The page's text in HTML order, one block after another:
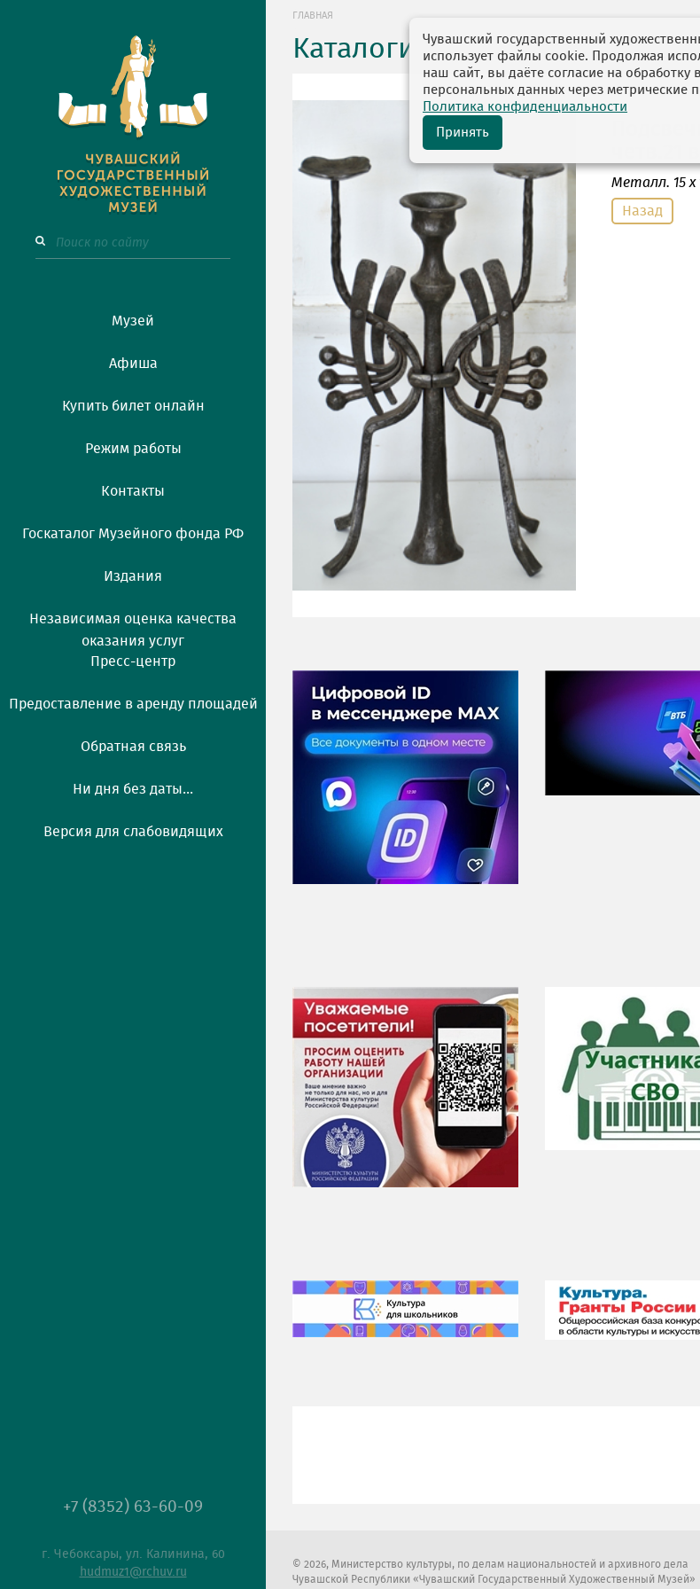
Музей
Афиша
Купить билет онлайн
Режим работы
Контакты
Госкаталог Музейного фонда РФ
Издания
Независимая оценка качества
оказания услуг
Пресс-центр
Предоставление в аренду площадей
Обратная связь
Ни дня без даты...
Версия для слабовидящих
+7 (8352) 63-60-09
г. Чебоксары, ул. Калинина, 60
hudmuz1@rchuv.ru
ГЛАВНАЯ
Каталоги выставок
Металл. 15 х
Назад
2026, Министерство культуры, по делам национальностей и архивного дела
Чувашской Республики «Чувашский Государственный Художественный Музей»
Чувашский государственный
использует файлы cookie. Продолжая
наш сайт, вы даёте согласие на обработку
персональных данных через метрические
Политика конфиденциальности
Принять